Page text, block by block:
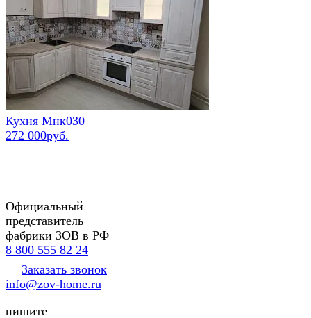
Кухня Мнк030
272 000руб.
Официальный
представитель
фабрики ЗОВ в РФ
8 800 555 82 24
Заказать звонок
info@zov-home.ru
пишите